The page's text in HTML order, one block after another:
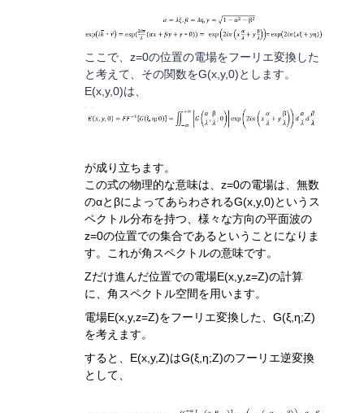
ここで、z=0の位置の電場をフーリエ変換した
と考えて、その関数をG(x,y,0)とします。
E(x,y,0)は、
が成り立ちます。
この式の物理的な意味は、 z=0の電場は、無数
のαと βによってあらわされるG(x,y,0)というス
ペクトル分布を持つ、様々 な方向の平面波の
z=0の位置での集合であるということになりま
す。これが角スペクトルの意味です。
Zだけ進んだ位置での電場E(x,y,z=Z)の計算
に、角スペクトル空間を用います。
電場E(x,y,z=Z)をフーリエ変換した、G(ξ,η;Z)
を考えます。
すると、 E(x,y,Z)はG(ξ,η;Z)のフーリエ逆変換
と して、